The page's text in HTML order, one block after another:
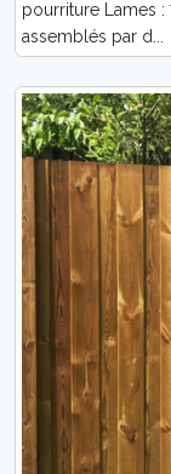
pourriture Lames :
assemblés par d...